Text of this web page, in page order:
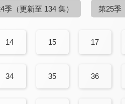
季 （更新至 134 集） 第25季
14 15 17
34 35 36